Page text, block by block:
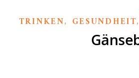
TRINKEN, GESUNDHEIT,